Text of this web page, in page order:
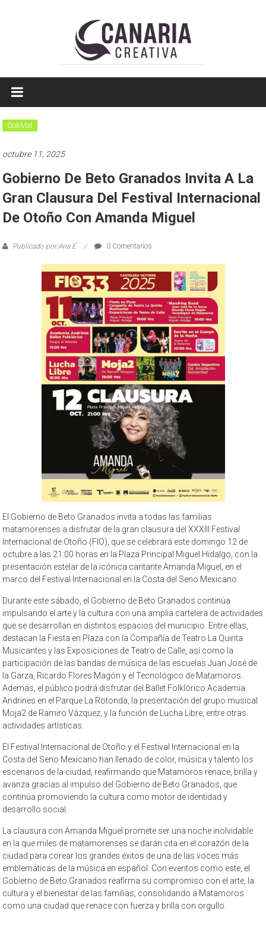
EL
EDITOR
DE
TAMAULIPAS
GobMat
octubre 11, 2025
Gobierno De Beto Granados Invita A La
Gran Clausura Del Festival Internacional
De Otoño Con Amanda Miguel
Publicado por:Ana E 0 Comentarios
El Gobierno de Beto Granados invita a todas las familias
matamorenses a disfrutar de la gran clausura del XXXIII Festival
Internacional de Otoño (FIO), que se celebrará este domingo 12 de
octubre a las 21:00 horas en la Plaza Principal Miguel Hidalgo, con la
presentación estelar de la icónica cantante Amanda Miguel, en el
marco del Festival Internacional en la Costa del Seno Mexicano.
Durante este sábado, el Gobierno de Beto Granados continúa
impulsando el arte y la cultura con una amplia cartelera de actividades
que se desarrollan en distintos espacios del municipio. Entre ellas,
destacan la Fiesta en Plaza con la Compañía de Teatro La Quinta
Musicantes y las Exposiciones de Teatro de Calle, así como la
participación de las bandas de música de las escuelas Juan José de
la Garza, Ricardo Flores Magón y el Tecnológico de Matamoros.
Además, el público podrá disfrutar del Ballet Folklórico Academia
Andrines en el Parque La Rotonda, la presentación del grupo musical
Moja2 de Ramiro Vázquez, y la función de Lucha Libre, entre otras
actividades artísticas.
El Festival Internacional de Otoño y el Festival Internacional en la
Costa del Seno Mexicano han llenado de color, música y talento los
escenarios de la ciudad, reafirmando que Matamoros renace, brilla y
avanza gracias al impulso del Gobierno de Beto Granados, que
continúa promoviendo la cultura como motor de identidad y
desarrollo social.
La clausura con Amanda Miguel promete ser una noche inolvidable
en la que miles de matamorenses se darán cita en el corazón de la
ciudad para corear los grandes éxitos de una de las voces más
emblemáticas de la música en español. Con eventos como este, el
Gobierno de Beto Granados reafirma su compromiso con el arte, la
cultura y el bienestar de las familias, consolidando a Matamoros
como una ciudad que renace con fuerza y brilla con orgullo.